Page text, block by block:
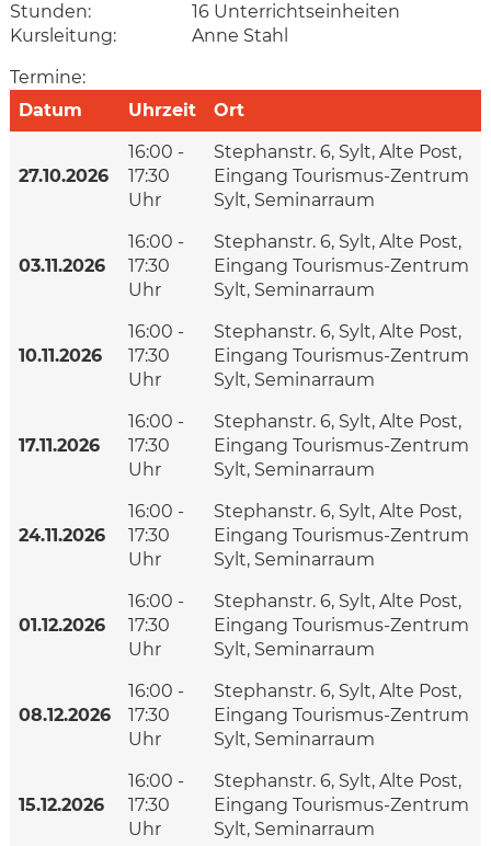
Stunden:
16 Unterrichtseinheiten
Kursleitung:
Anne Stahl
Termine:
Datum
Uhrzeit Ort
27.10.2026
16:00 -
17:30
Uhr
Stephanstr. 6, Sylt, Alte Post,
Eingang Tourismus-Zentrum
Sylt, Seminarraum
03.11.2026
16:00 -
17:30
Uhr
Stephanstr. 6, Sylt, Alte Post,
Eingang Tourismus-Zentrum
Sylt, Seminarraum
10.11.2026
16:00 -
17:30
Uhr
Stephanstr. 6, Sylt, Alte Post,
Eingang Tourismus-Zentrum
Sylt, Seminarraum
17.11.2026
16:00 -
17:30
Uhr
Stephanstr. 6, Sylt, Alte Post,
Eingang Tourismus-Zentrum
Sylt, Seminarraum
24.11.2026
16:00 -
17:30
Uhr
Stephanstr. 6, Sylt, Alte Post,
Eingang Tourismus-Zentrum
Sylt, Seminarraum
01.12.2026
16:00 -
17:30
Uhr
Stephanstr. 6, Sylt, Alte Post,
Eingang Tourismus-Zentrum
Sylt, Seminarraum
08.12.2026
16:00 -
17:30
Uhr
Stephanstr. 6, Sylt, Alte Post,
Eingang Tourismus-Zentrum
Sylt, Seminarraum
15.12.2026
16:00 -
17:30
Uhr
Stephanstr. 6, Sylt, Alte Post,
Eingang Tourismus-Zentrum
Sylt, Seminarraum